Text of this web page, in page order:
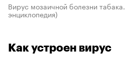
Вирус мозаичной болезни табака.
энциклопедия)
Как устроен вирус